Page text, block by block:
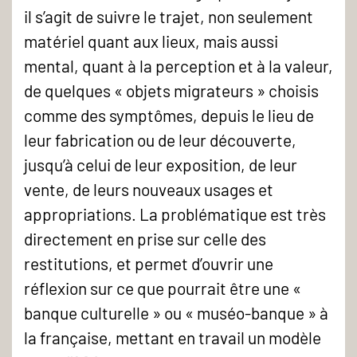
il s’agit de suivre le trajet, non seulement
matériel quant aux lieux, mais aussi
mental, quant à la perception et à la valeur,
de quelques « objets migrateurs » choisis
comme des symptômes, depuis le lieu de
leur fabrication ou de leur découverte,
jusqu’à celui de leur exposition, de leur
vente, de leurs nouveaux usages et
appropriations. La problématique est très
directement en prise sur celle des
restitutions, et permet d’ouvrir une
réflexion sur ce que pourrait être une «
banque culturelle » ou « muséo-banque » à
la française, mettant en travail un modèle